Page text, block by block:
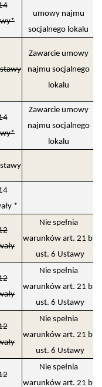
umowy najmu
socjalnego lokalu
Zawarcie umowy
najmu socjalnego
lokalu
Zawarcie umowy
najmu socjalnego
lokalu
*
Nie spełnia
warunków art. 21 b
ust. 6 Ustawy
Nie spełnia
warunków art. 21 b
ust. 6 Ustawy
Nie spełnia
warunków art. 21 b
ust. 6 Ustawy
Nie spełnia
warunków art. 21 b